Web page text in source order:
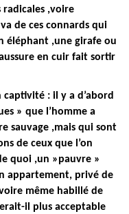
,voire
de ces connards qui
éléphant ,une girafe ou
en cuir fait sortir
captivité : il y a d’abord
» que l’homme a
sauvage ,mais qui sont
de ceux que l’on
quoi ,un »pauvre »
appartement, privé de
même habillé de
il plus acceptable